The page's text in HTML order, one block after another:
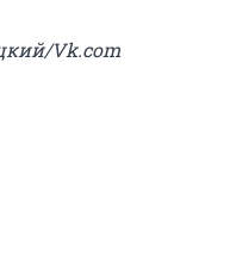
Vk.com